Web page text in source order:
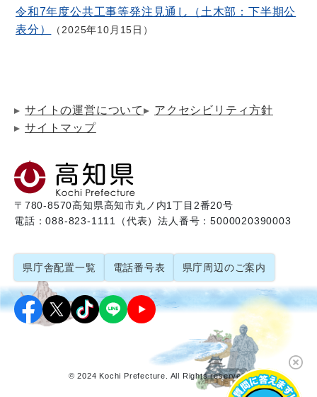
令和7年度公共工事等発注見通し（土木部：下半期公
表分）
2025年10月15日
サイトの運営について
アクセシビリティ方針
サイトマップ
〒780-8570高知県高知市丸ノ内1丁目2番20号
電話：088-823-1111（代表）法人番号：5000020390003
県庁舎配置一覧 電話番号表 県庁周辺のご案内
© 2024 Kochi Prefecture. All Rights reserved.